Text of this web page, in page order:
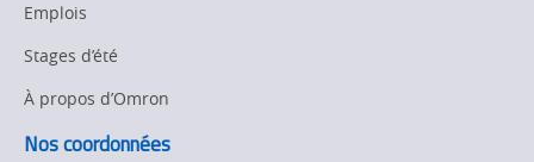
Emplois
Stages d’été
À propos d’Omron
Nos coordonnées